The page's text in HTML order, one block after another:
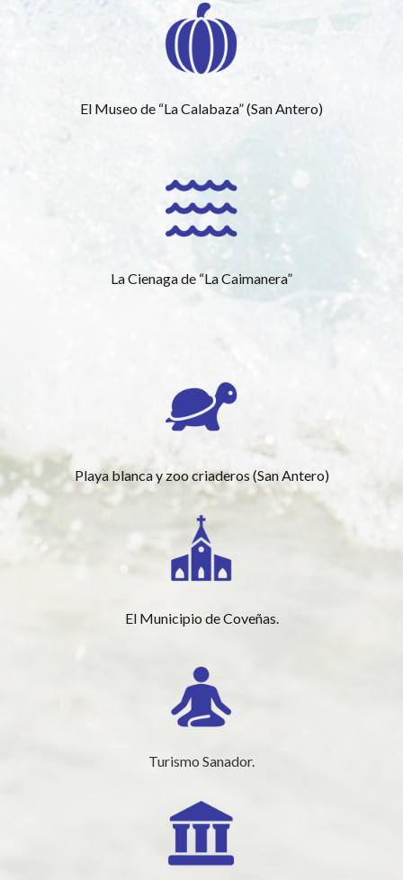
El Museo de “La Calabaza” (San Antero)
La Cienaga de “La Caimanera”
Playa blanca y zoo criaderos (San Antero)
El Municipio de Coveñas.
Turismo Sanador.